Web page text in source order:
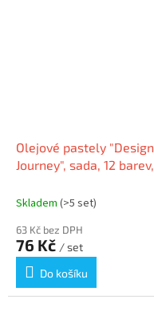
Olejové pastely "Design
Journey", sada, 12 barev,
Skladem (>5 set)
63 Kč bez DPH
76 Kč / set
Do košíku